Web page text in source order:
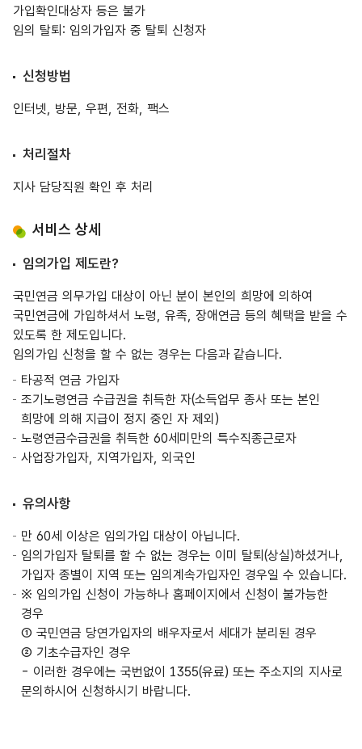
가입확인대상자 등은 불가
임의 탈퇴: 임의가입자 중 탈퇴 신청자
신청방법
인터넷, 방문, 우편, 전화, 팩스
처리절차
지사 담당직원 확인 후 처리
서비스 상세
임의가입 제도란?
국민연금 의무가입 대상이 아닌 분이 본인의 희망에 의하여
국민연금에 가입하셔서 노령, 유족, 장애연금 등의 혜택을 받을 수
있도록 한 제도입니다.
임의가입 신청을 할 수 없는 경우는 다음과 같습니다.
타공적 연금 가입자
조기노령연금 수급권을 취득한 자(소득업무 종사 또는 본인
희망에 의해 지급이 정지 중인 자 제외)
노령연금수급권을 취득한 60세미만의 특수직종근로자
사업장가입자, 지역가입자, 외국인
유의사항
만 60세 이상은 임의가입 대상이 아닙니다.
임의가입자 탈퇴를 할 수 없는 경우는 이미 탈퇴(상실)하셨거나,
가입자 종별이 지역 또는 임의계속가입자인 경우일 수 있습니다.
※ 임의가입 신청이 가능하나 홈페이지에서 신청이 불가능한
경우
① 국민연금 당연가입자의 배우자로서 세대가 분리된 경우
② 기초수급자인 경우
- 이러한 경우에는 국번없이 1355(유료) 또는 주소지의 지사로
문의하시어 신청하시기 바랍니다.